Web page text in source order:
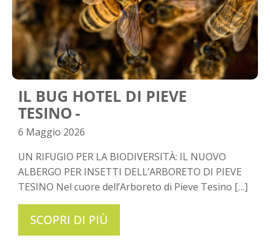
IL BUG HOTEL DI PIEVE
TESINO
6 Maggio 2026
UN RIFUGIO PER LA BIODIVERSITÀ: IL NUOVO
ALBERGO PER INSETTI DELL’ARBORETO DI PIEVE
TESINO Nel cuore dell’Arboreto di Pieve Tesino […]
SCOPRI DI PIÙ